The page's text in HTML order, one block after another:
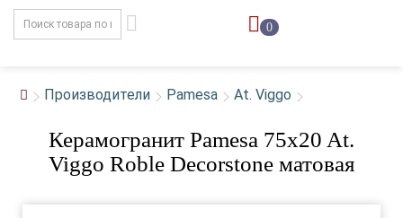
0
Производители Pamesa At. Viggo
Керамогранит Pamesa 75x20 At.
Viggo Roble Decorstone матовая